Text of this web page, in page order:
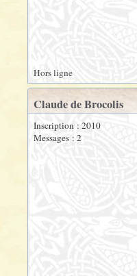
Hors ligne
Claude de Brocolis
Inscription : 2010
Messages : 2